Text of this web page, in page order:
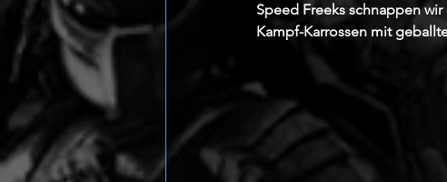
Speed Freeks schnappen
Kampf-Karrossen mit